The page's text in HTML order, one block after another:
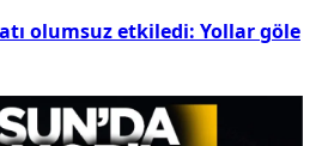
olumsuz etkiledi: Yollar göle